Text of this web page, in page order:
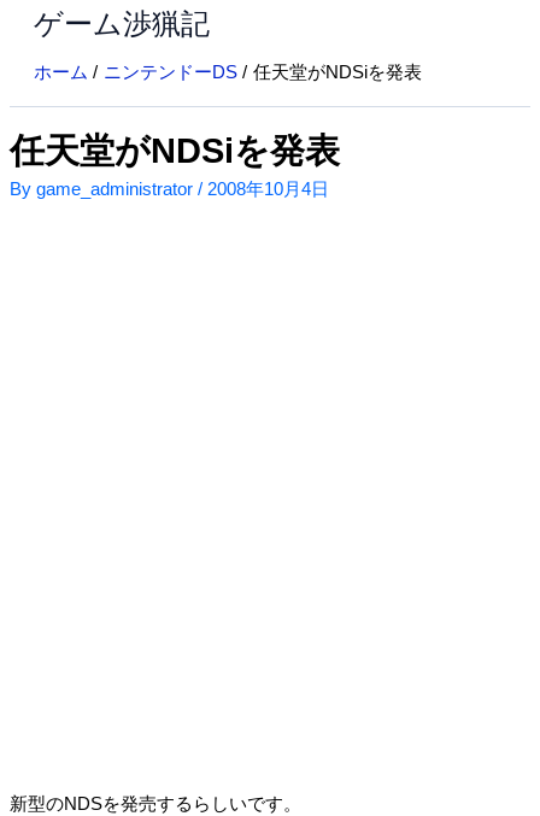
ス
キ
ッ
プ
ゲーム渉猟記
ホーム ニンテンドーDS 任天堂がNDSiを発表
任天堂がNDSiを発表
By game_administrator / 2008年10月4日
新型のNDSを発売するらしいです。